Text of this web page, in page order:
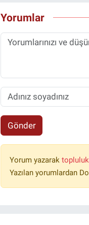
Yorumlar
Gönder
Yorum yazarak topluluk
Yazılan yorumlardan